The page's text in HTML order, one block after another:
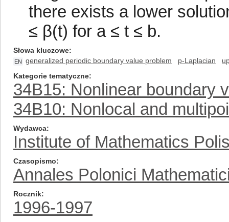
there exists a lower
≤ β(t) for a ≤ t ≤ b.
Słowa kluczowe
EN generalized periodic boundary value problem p-Laplacian
Kategorie tematyczne
34B15: Nonlinear boundary
34B10: Nonlocal and
Wydawca
Institute of Mathematics
Czasopismo
Annales Polonici
Rocznik
1996-1997